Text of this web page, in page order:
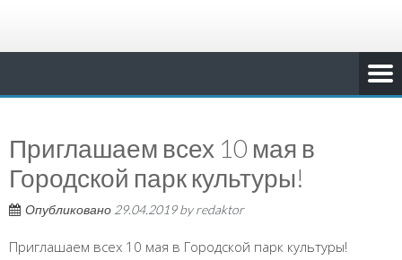
Приглашаем всех 10 мая в
Городской парк культуры!
Опубликовано 29.04.2019byredaktor
Приглашаем всех 10 мая в Городской парк культуры!